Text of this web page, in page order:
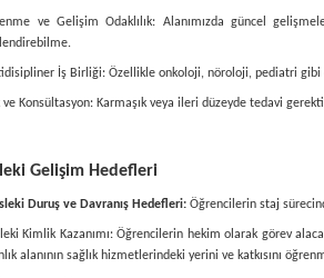
ve Gelişim Odaklılık: Alanımızda güncel
İş Birliği: Özellikle onkoloji, nöroloji, pediatri
ve Konsültasyon: Karmaşık veya ileri düzeyde tedavi
Gelişim Hedefleri
Duruş ve Davranış Hedefleri: Öğrencilerin staj
Kimlik Kazanımı: Öğrencilerin hekim olarak görev
alanının sağlık hizmetlerindeki yerini ve katkısını